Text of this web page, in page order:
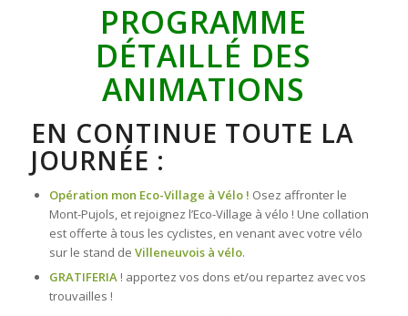
PROGRAMME
DÉTAILLÉ DES
ANIMATIONS
EN CONTINUE TOUTE LA
JOURNÉE :
Opération mon Eco-Village à Vélo ! Osez affronter le
Mont-Pujols, et rejoignez l’Eco-Village à vélo ! Une collation
est offerte à tous les cyclistes, en venant avec votre vélo
sur le stand de Villeneuvois à vélo.
GRATIFERIA ! apportez vos dons et/ou repartez avec vos
trouvailles !